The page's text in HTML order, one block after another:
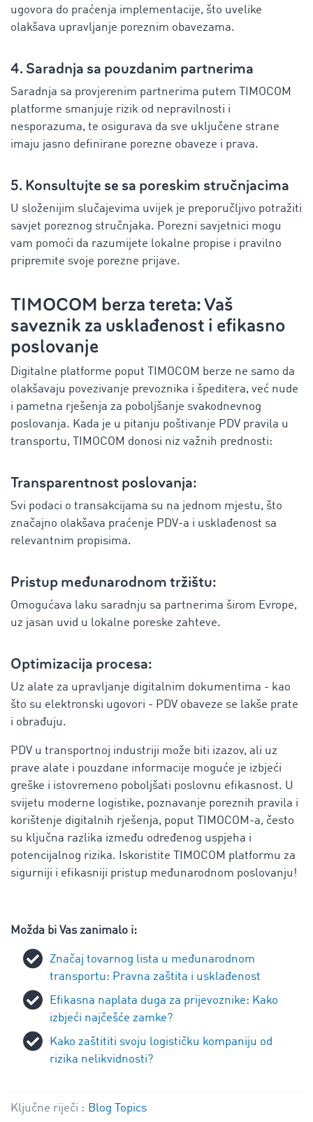
ugovora do praćenja implementacije, što uvelike
olakšava upravljanje poreznim obavezama.
4. Saradnja sa pouzdanim partnerima
Saradnja sa provjerenim partnerima putem TIMOCOM
platforme smanjuje rizik od nepravilnosti i
nesporazuma, te osigurava da sve uključene strane
imaju jasno definirane porezne obaveze i prava.
5. Konsultujte se sa poreskim stručnjacima
U složenijim slučajevima uvijek je preporučljivo potražiti
savjet poreznog stručnjaka. Porezni savjetnici mogu
vam pomoći da razumijete lokalne propise i pravilno
pripremite svoje porezne prijave.
TIMOCOM berza tereta: Vaš
saveznik za usklađenost i efikasno
poslovanje
Digitalne platforme poput TIMOCOM berze ne samo da
olakšavaju povezivanje prevoznika i špeditera, već nude
i pametna rješenja za poboljšanje svakodnevnog
poslovanja. Kada je u pitanju poštivanje PDV pravila u
transportu, TIMOCOM donosi niz važnih prednosti:
Transparentnost poslovanja:
Svi podaci o transakcijama su na jednom mjestu, što
značajno olakšava praćenje PDV-a i usklađenost sa
relevantnim propisima.
Pristup međunarodnom tržištu:
Omogućava laku saradnju sa partnerima širom Evrope,
uz jasan uvid u lokalne poreske zahteve.
Optimizacija procesa:
Uz alate za upravljanje digitalnim dokumentima - kao
što su elektronski ugovori - PDV obaveze se lakše prate
i obrađuju.
PDV u transportnoj industriji može biti izazov, ali uz
prave alate i pouzdane informacije moguće je izbjeći
greške i istovremeno poboljšati poslovnu efikasnost. U
svijetu moderne logistike, poznavanje poreznih pravila i
korištenje digitalnih rješenja, poput TIMOCOM-a, često
su ključna razlika između određenog uspjeha i
potencijalnog rizika. Iskoristite TIMOCOM platformu za
sigurniji i efikasniji pristup međunarodnom poslovanju!
Možda bi Vas zanimalo i:
Značaj tovarnog lista u međunarodnom
transportu: Pravna zaštita i usklađenost
Efikasna naplata duga za prijevoznike: Kako
izbjeći najčešće zamke?
Kako zaštititi svoju logističku kompaniju od
rizika nelikvidnosti?
Ključne riječi : Blog Topics